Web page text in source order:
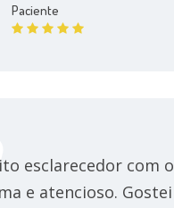
Paciente
esclarecedor com o
e atencioso. Gostei